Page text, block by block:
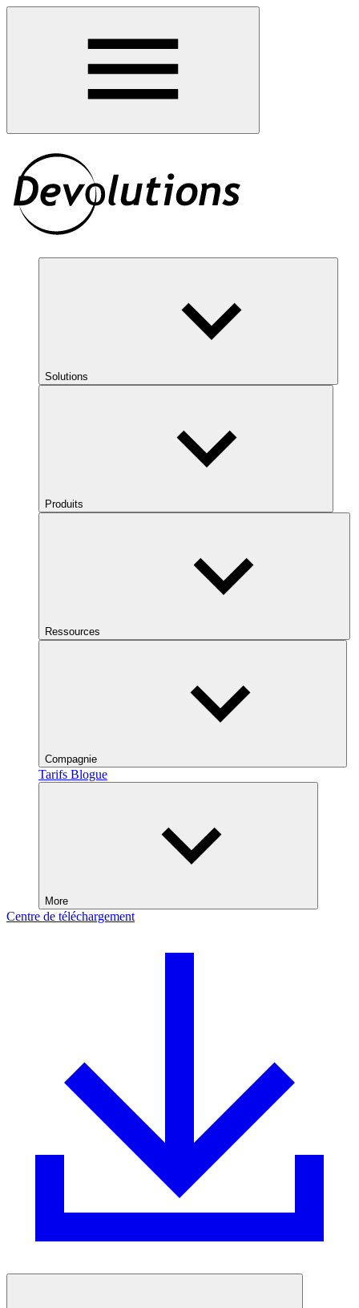
Solutions
Produits
Ressources
Compagnie
Tarifs Blogue
More
Centre de téléchargement